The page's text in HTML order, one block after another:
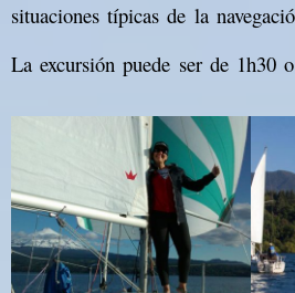
situaciones típicas de la
La excursión puede ser de 1h30